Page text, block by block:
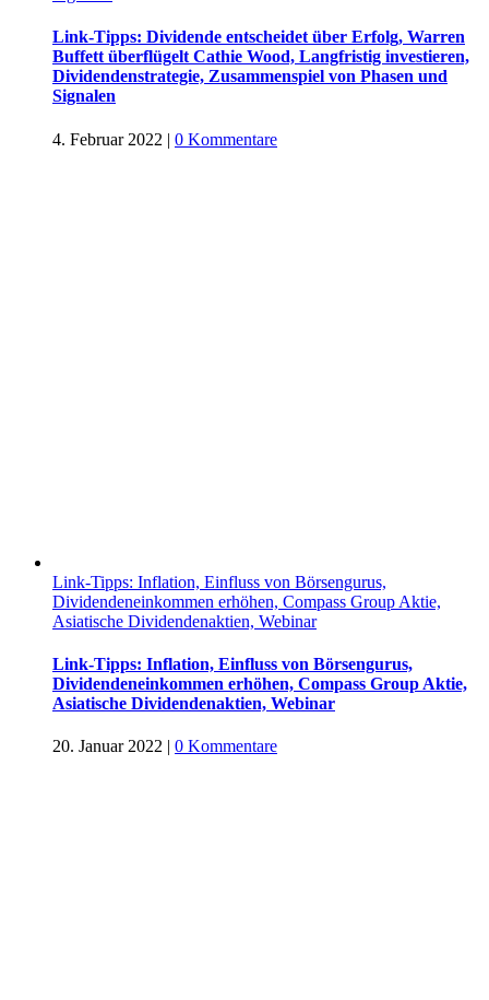
Link-Tipps: Dividende entscheidet über Erfolg, Warren
Buffett überflügelt Cathie Wood, Langfristig investieren,
Dividendenstrategie, Zusammenspiel von Phasen und
Signalen
4. Februar 2022 | 0 Kommentare
Link-Tipps: Inflation, Einfluss von Börsengurus,
Dividendeneinkommen erhöhen, Compass Group Aktie,
Asiatische Dividendenaktien, Webinar
Link-Tipps: Inflation, Einfluss von Börsengurus,
Dividendeneinkommen erhöhen, Compass Group Aktie,
Asiatische Dividendenaktien, Webinar
20. Januar 2022 | 0 Kommentare